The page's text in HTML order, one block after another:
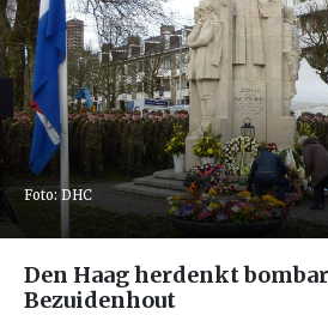
Foto: DHC
Den Haag herdenkt
Bezuidenhout